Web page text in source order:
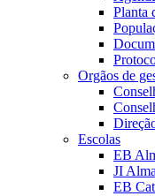
Planta
Orgãos de
Escolas
EB
JI
EB